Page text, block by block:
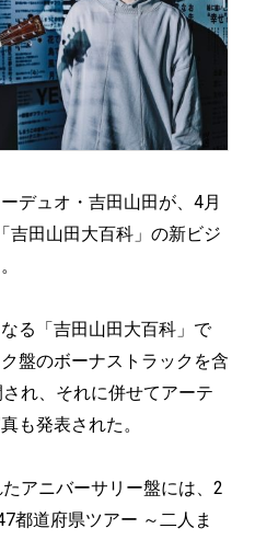
デュオ・吉田山田が、4月
吉田山田大百科」の新ビジ
る「吉田山田大百科」で
盤のボーナストラックを含
れ、それに併せてアーテ
も発表された。
アニバーサリー盤には、2
都道府県ツアー ～二人ま